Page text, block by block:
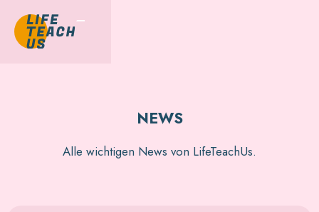
NEWS
Alle wichtigen News von LifeTeachUs.